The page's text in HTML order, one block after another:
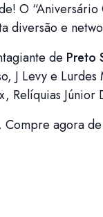
O
diversão e
de Preto
J Levy e
Relíquias Júnior
agora